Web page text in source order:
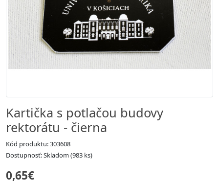
Kartička s potlačou budovy
rektorátu - čierna
Kód produktu: 303608
Dostupnosť: Skladom (983 ks)
0,65€